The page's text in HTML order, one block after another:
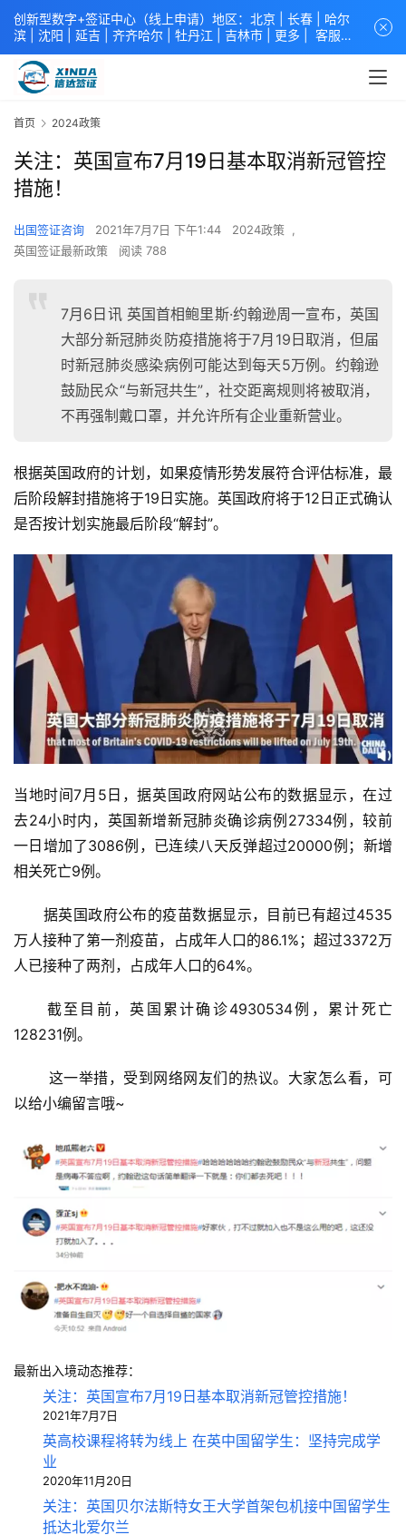
首页 2024政策
关注：英国宣布7月19日基本取消新冠管控
措施！
出国签证咨询 2021年7月7日 下午1:44 2024政策 ,
英国签证最新政策
阅读 788
7月6日讯 英国首相鲍里斯·约翰逊周一宣布，英国
大部分新冠肺炎防疫措施将于7月19日取消，但届
时新冠肺炎感染病例可能达到每天5万例。约翰逊
鼓励民众“与新冠共生”，社交距离规则将被取消，
不再强制戴口罩，并允许所有企业重新营业。
根据英国政府的计划，如果疫情形势发展符合评估标准，最
后阶段解封措施将于19日实施。英国政府将于12日正式确认
是否按计划实施最后阶段“解封”。
当地时间7月5日，据英国政府网站公布的数据显示，在过
去24小时内，英国新增新冠肺炎确诊病例27334例，较前
一日增加了3086例，已连续八天反弹超过20000例；新增
相关死亡9例。
据英国政府公布的疫苗数据显示，目前已有超过4535
万人接种了第一剂疫苗，占成年人口的86.1%；超过3372万
人已接种了两剂，占成年人口的64%。
截至目前，英国累计确诊4930534例，累计死亡
128231例。
这一举措，受到网络网友们的热议。大家怎么看，可
以给小编留言哦~
最新出入境动态推荐：
关注：英国宣布7月19日基本取消新冠管控措施！
2021年7月7日
英高校课程将转为线上 在英中国留学生：坚持完成学
业
2020年11月20日
关注：英国贝尔法斯特女王大学首架包机接中国留学生
抵达北爱尔兰
创新型数字+签证中心（线上申请）地区：北京 | 长春
哈尔
滨
沈阳 延吉 | 齐齐哈尔 | 牡丹江 吉林市 | 更多 | 客服中
心
中青旅信达联合签证中心
学签证 商务签证 探亲签证 旅游签证 涉外公证 外交部认证 单
xindavisa01 免责声明：本站非政府网站，不隶属于大使馆！
提供服务机构：
公司.专业：留学签证 商务签证 探亲签证 旅游签证 涉外公证 外
交部认证 单（双认证），海牙认证。